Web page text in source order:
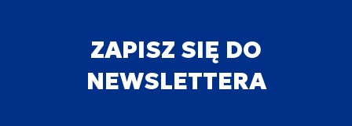
ZAPISZ SIĘ DO
NEWSLETTERA